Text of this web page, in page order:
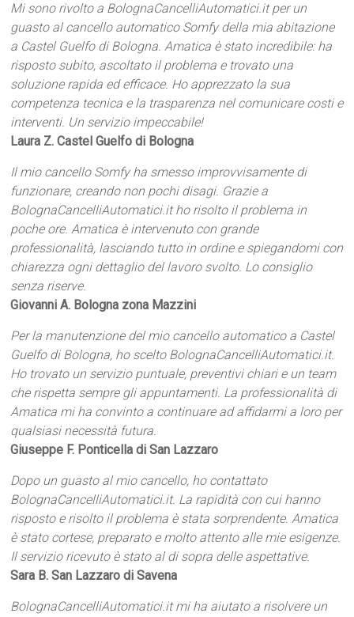
Mi sono rivolto a BolognaCancelliAutomatici.it per un
guasto al cancello automatico Somfy della mia abitazione
a Castel Guelfo di Bologna. Amatica è stato incredibile: ha
risposto subito, ascoltato il problema e trovato una
soluzione rapida ed efficace. Ho apprezzato la sua
competenza tecnica e la trasparenza nel comunicare costi e
interventi. Un servizio impeccabile!
Laura Z. Castel Guelfo di Bologna
Il mio cancello Somfy ha smesso improvvisamente di
funzionare, creando non pochi disagi. Grazie a
BolognaCancelliAutomatici.it ho risolto il problema in
poche ore. Amatica è intervenuto con grande
professionalità, lasciando tutto in ordine e spiegandomi con
chiarezza ogni dettaglio del lavoro svolto. Lo consiglio
senza riserve.
Giovanni A. Bologna zona Mazzini
Per la manutenzione del mio cancello automatico a Castel
Guelfo di Bologna, ho scelto BolognaCancelliAutomatici.it.
Ho trovato un servizio puntuale, preventivi chiari e un team
che rispetta sempre gli appuntamenti. La professionalità di
Amatica mi ha convinto a continuare ad affidarmi a loro per
qualsiasi necessità futura.
Giuseppe F. Ponticella di San Lazzaro
Dopo un guasto al mio cancello, ho contattato
BolognaCancelliAutomatici.it. La rapidità con cui hanno
risposto e risolto il problema è stata sorprendente. Amatica
è stato cortese, preparato e molto attento alle mie esigenze.
Il servizio ricevuto è stato al di sopra delle aspettative.
Sara B. San Lazzaro di Savena
BolognaCancelliAutomatici.it mi ha aiutato a risolvere un